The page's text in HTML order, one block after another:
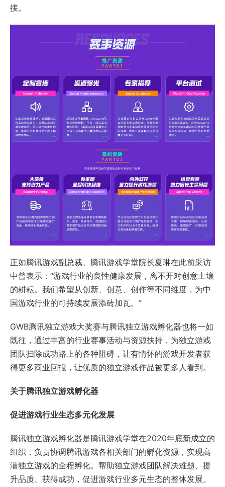
接。
正如腾讯游戏副总裁、腾讯游戏学堂院长夏琳在此前采访
中曾表示：“游戏行业的良性健康发展，离不开对创意土壤
的耕耘。我们希望从创新、创意、创作等不同维度，为中
国游戏行业的可持续发展添砖加瓦。”
GWB腾讯独立游戏大奖赛与腾讯独立游戏孵化器也将一如
既往，通过丰富的行业赛事活动与资源扶持，为独立游戏
团队扫除成功路上的各种阻碍，让有情怀的游戏开发者获
得更多商业回报，让优质的独立游戏作品被更多人看到。
关于腾讯独立游戏孵化器
促进游戏行业生态多元化发展
腾讯独立游戏孵化器是腾讯游戏学堂在2020年底新成立的
组织，负责协调腾讯游戏各相关部门的孵化资源，实现高
潜独立游戏的全程孵化。帮助独立游戏团队解决难题、提
升品质、获得成功，促进游戏行业多元生态的整体发展。